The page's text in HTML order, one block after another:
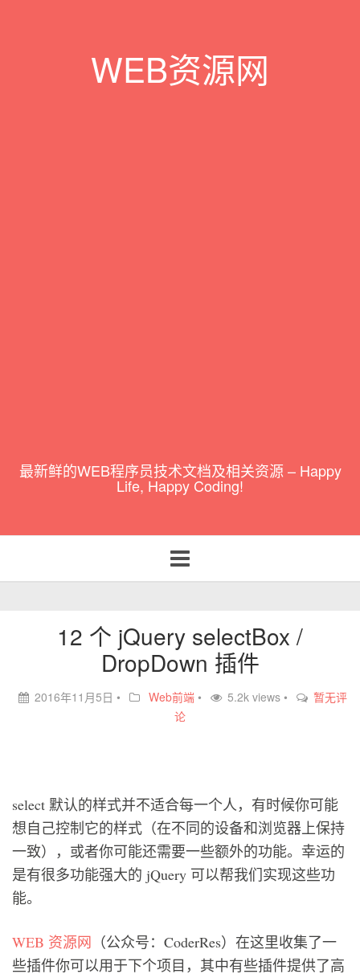
WEB资源网
最新鲜的WEB程序员技术文档及相关资源 – Happy
Life, Happy Coding!
navigation
12 个 jQuery selectBox /
DropDown 插件
2016年11月5日 • Web前端 • 5.2k views •
暂无评
论
select 默认的样式并不适合每一个人，有时候你可能
想自己控制它的样式（在不同的设备和浏览器上保持
一致），或者你可能还需要一些额外的功能。幸运的
是有很多功能强大的 jQuery 可以帮我们实现这些功
能。
WEB 资源网 （公众号：CoderRes）在这里收集了一
些插件你可以用于下个项目，其中有些插件提供了高